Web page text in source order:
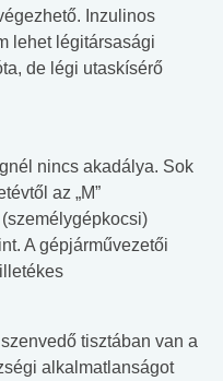
Inzulinos
lehet légitársasági
de légi utaskísérő
nincs akadálya. Sok
az „M”
(személygépkocsi)
A gépjárművezetői
tisztában van a
alkalmatlanságot
#Suli, munka